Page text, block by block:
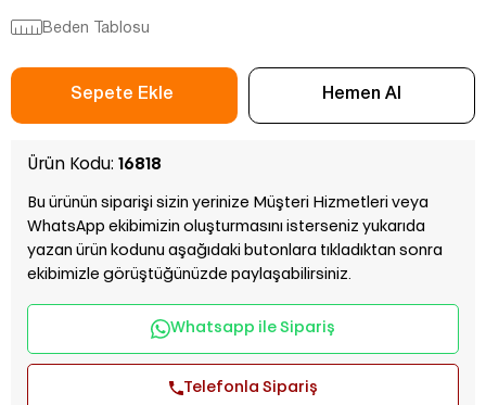
Beden Tablosu
Ürün Kodu: 16818
Bu ürünün siparişi sizin yerinize Müşteri Hizmetleri veya
WhatsApp ekibimizin oluşturmasını isterseniz yukarıda
yazan ürün kodunu aşağıdaki butonlara tıkladıktan sonra
ekibimizle görüştüğünüzde paylaşabilirsiniz.
Whatsapp ile Sipariş
Telefonla Sipariş